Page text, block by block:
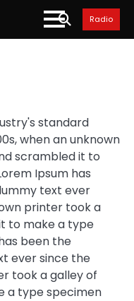
Radio
standard
when an unknown
scrambled it to
Ipsum has
text ever
printer took a
to make a type
been the
ever since the
took a galley of
a type specimen